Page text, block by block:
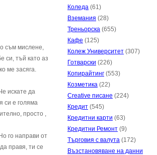
съм мислене,
си, тъй като аз
ме засяга.
искате да
си е голяма
просто ,
го направи от
правя, ти се
Коледа (61)
Вземания (28)
Треньорска (655)
Кафе (125)
Колеж Университет (307)
Готварски (226)
Копирайтинг (553)
Козметика (22)
Creative писане (224)
Кредит (545)
Кредитни карти (63)
Кредитни Ремонт (9)
Търговия с валута (172)
Възстановяване на данни